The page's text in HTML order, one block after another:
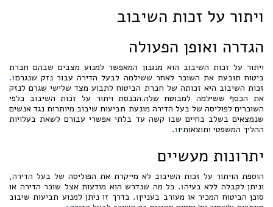
ויתור על זכות השיבוב
הגדרה ואופן הפעולה
ויתור על זכות השיבוב הוא מנגנון המאפשר למנוע מצבים שבהם חברת
ביטוח תובעת את השוכר לאחר ששילמה לבעל הדירה עבור נזק שנגרם1
.
זכות השיבוב היא זכותה של חברת הביטוח לתבוע מצד שלישי שגרם לנזק
את הכסף ששילמה למבוטח שלה.הכנסת ויתור על זכות השיבוב כלפי
השוכרים לפוליסה של בעל הדירה מונעת תביעות שיבוב מיותרות נגד אנשים
שנמצאים בשלב בחיים שבו קשה עד בלתי אפשרי עבורם לשאת בעלויות
ההליך המשפטי ותוצאותיו1
.
יתרונות מעשיים
הוספת הויתור על זכות השיבוב לא מייקרת את הפוליסה של בעל הדירה,
וניתן לקבלה ללא בעיה1. כל מה שנדרש הוא מודעות אצל שוכר הדירה או
סוכן הביטוח המכיר או מעורב בעניין1. בדרך זו ניתן למנוע תביעות שיבוב